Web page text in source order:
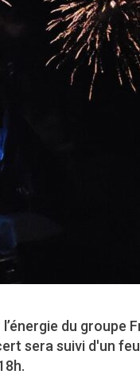
du groupe
sera suivi d'un